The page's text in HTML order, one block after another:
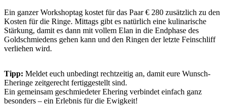
Ein ganzer Workshoptag kostet für das Paar € 280 zusätzlich zu den
Kosten für die Ringe. Mittags gibt es natürlich eine kulinarische
Stärkung, damit es dann mit vollem Elan in die Endphase des
Goldschmiedens gehen kann und den Ringen der letzte Feinschliff
verliehen wird.
Tipp: Meldet euch unbedingt rechtzeitig an, damit eure Wunsch-
Eheringe zeitgerecht fertiggestellt sind.
Ein gemeinsam geschmiedeter Ehering verbindet einfach ganz
besonders – ein Erlebnis für die Ewigkeit!